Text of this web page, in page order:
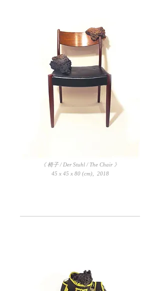
《 椅子 / Der Stuhl / The Chair 》
45 x 45 x 80 (cm), 2018